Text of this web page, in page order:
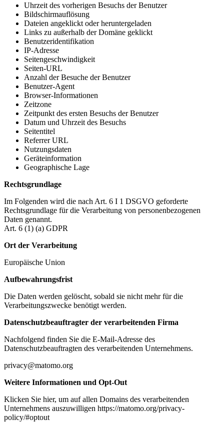
Uhrzeit des vorherigen Besuchs der Benutzer
Bildschirmauflösung
Dateien angeklickt oder heruntergeladen
Links zu außerhalb der Domäne geklickt
Benutzeridentifikation
IP-Adresse
Seitengeschwindigkeit
Seiten-URL
Anzahl der Besuche der Benutzer
Benutzer-Agent
Browser-Informationen
Zeitzone
Zeitpunkt des ersten Besuchs der Benutzer
Datum und Uhrzeit des Besuchs
Seitentitel
Referrer URL
Nutzungsdaten
Geräteinformation
Geographische Lage
Rechtsgrundlage
Im Folgenden wird die nach Art. 6 I 1 DSGVO geforderte
Rechtsgrundlage für die Verarbeitung von personenbezogenen
Daten genannt.
Art. 6 (1) (a) GDPR
Ort der Verarbeitung
Europäische Union
Aufbewahrungsfrist
Die Daten werden gelöscht, sobald sie nicht mehr für die
Verarbeitungszwecke benötigt werden.
Datenschutzbeauftragter der verarbeitenden Firma
Nachfolgend finden Sie die E-Mail-Adresse des
Datenschutzbeauftragten des verarbeitenden Unternehmens.
privacy@matomo.org
Weitere Informationen und Opt-Out
Klicken Sie hier, um auf allen Domains des verarbeitenden
Unternehmens auszuwilligen https://matomo.org/privacy-
policy/#optout